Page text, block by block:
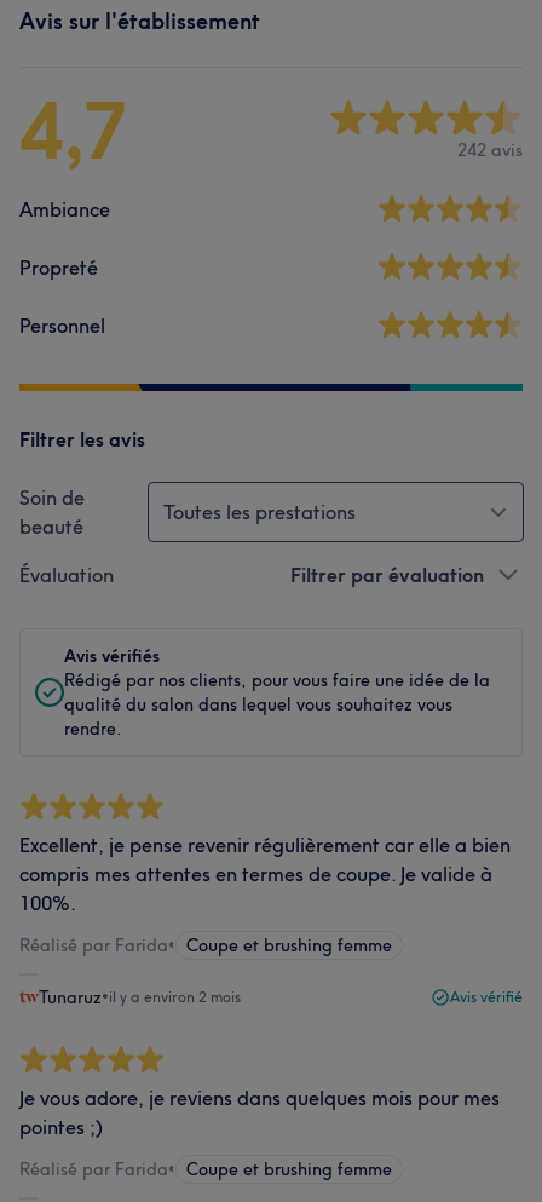
Avis sur l'établissement
4,7 242 avis
Ambiance
Propreté
Personnel
Filtrer les avis
Soin de
beauté
Toutes les prestations
Évaluation Filtrer par évaluation
Avis vérifiés
Rédigé par nos clients, pour vous faire une idée de la
qualité du salon dans lequel vous souhaitez vous
rendre.
Excellent, je pense revenir régulièrement car elle a bien
compris mes attentes en termes de coupe. Je valide à
100%.
Réalisé par Farida• Coupe et brushing femme
Tunaruz•il y a environ 2 mois Avis vérifié
Je vous adore, je reviens dans quelques mois pour mes
pointes ;)
Réalisé par Farida• Coupe et brushing femme